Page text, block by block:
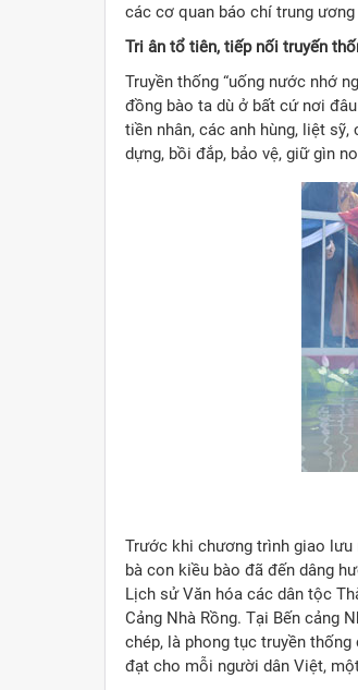
các cơ quan báo chí trung
Tri ân tổ tiên, tiếp nối truyến
Truyền thống “uống nước nhớ
đồng bào ta dù ở bất cứ nơi
tiền nhân, các anh hùng, liệt
dựng, bồi đắp, bảo vệ, giữ gìn
Trước khi chương trình giao lưu
bà con kiều bào đã đến dâng
Lịch sử Văn hóa các dân tộc
Cảng Nhà Rồng. Tại Bến cảng
chép, là phong tục truyền
đạt cho mỗi người dân Việt,